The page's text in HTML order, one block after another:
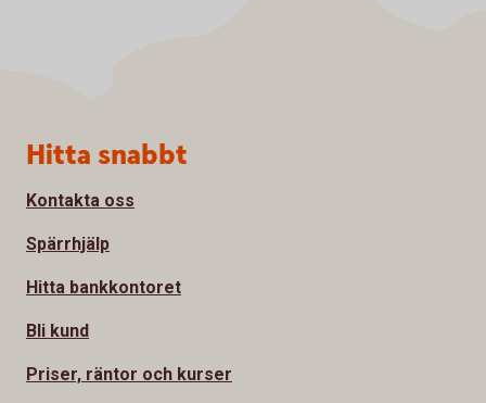
Sidfot
Hitta snabbt
Kontakta oss
Spärrhjälp
Hitta bankkontoret
Bli kund
Priser, räntor och kurser